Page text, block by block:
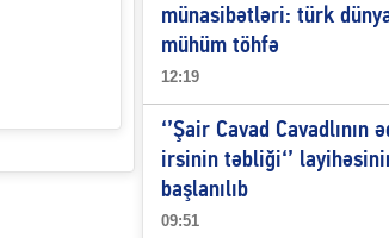
münasibətləri: türk
mühüm töhfə
12:19
‘’Şair Cavad Cavadlının
irsinin təbliği‘’
başlanılıb
09:51